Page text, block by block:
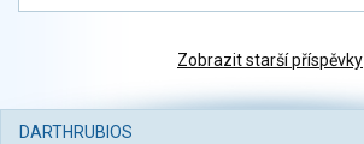
Zobrazit starší příspěvky
DARTHRUBIOS